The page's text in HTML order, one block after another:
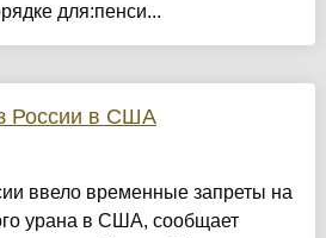
для:пенси...
России в США
ввело временные запреты на
урана в США, сообщает